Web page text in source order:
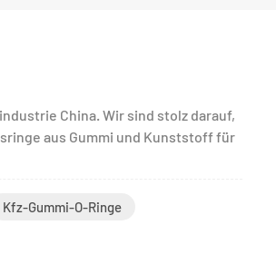
China. Wir sind stolz darauf,
aus Gummi und Kunststoff für
Kfz-Gummi-O-Ringe